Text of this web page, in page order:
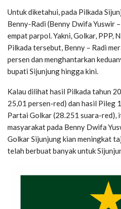
Untuk diketahui, pada Pilkada
Benny-Radi (Benny Dwifa Yuswir
empat parpol. Yakni, Golkar, PPP,
Pilkada tersebut, Benny – Radi
persen dan menghantarkan
bupati Sijunjung hingga kini.
Kalau dilihat hasil Pilkada tahun
25,01 persen-red) dan hasil Pileg
Partai Golkar (28.251 suara-red),
masyarakat pada Benny Dwifa
Golkar Sijunjung kian meningkat
telah berbuat banyak untuk